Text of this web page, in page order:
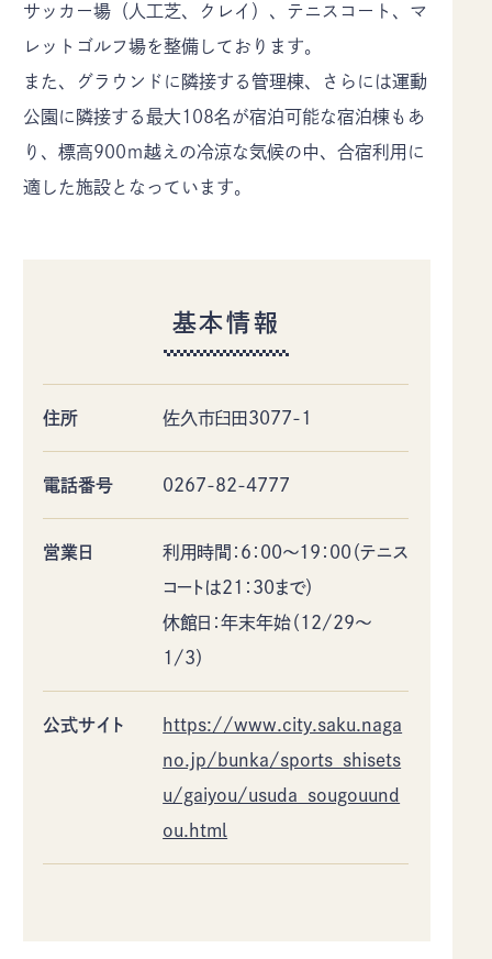
モデルコース 特集記事
お問い合わせ 当協会のご案内
協会員情報
サッカー場（人工芝、クレイ）、テニスコート、マ
レットゴルフ場を整備しております。
また、グラウンドに隣接する管理棟、さらには運動
公園に隣接する最大108名が宿泊可能な宿泊棟もあ
り、標高900ｍ越えの冷涼な気候の中、合宿利用に
適した施設となっています。
基本情報
住所 佐久市臼田3077-1
電話番号 0267-82-4777
営業日
利用時間：6：00～19：00（テニス
コートは21：30まで）
休館日：年末年始（12/29～
1/3）
公式サイト
https://www.city.saku.naga
no.jp/bunka/sports_shisets
u/gaiyou/usuda_sougouund
ou.html